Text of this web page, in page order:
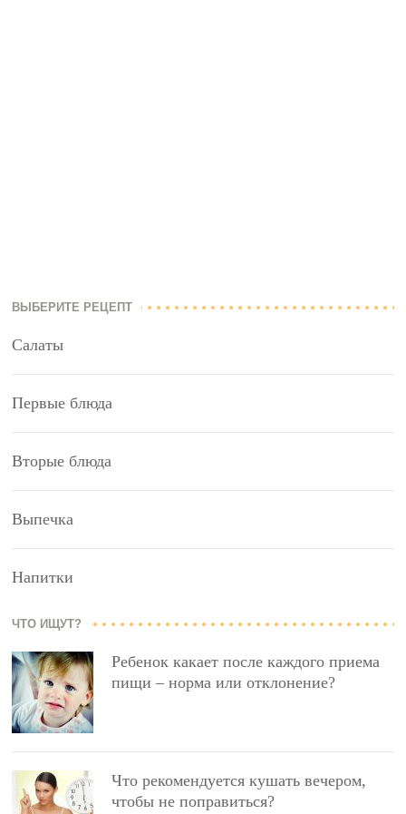
ВЫБЕРИТЕ РЕЦЕПТ
Салаты
Первые блюда
Вторые блюда
Выпечка
Напитки
ЧТО ИЩУТ?
Ребенок какает после каждого приема
пищи – норма или отклонение?
Что рекомендуется кушать вечером,
чтобы не поправиться?